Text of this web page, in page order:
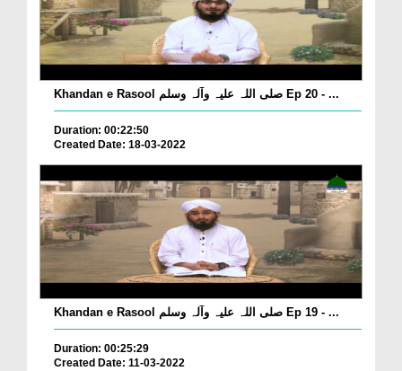
Khandan e Rasool صلی اللہ علیہ وآلہ وسلم Ep 20 - ...
Duration: 00:22:50
Created Date: 18-03-2022
Khandan e Rasool صلی اللہ علیہ وآلہ وسلم Ep 19 - ...
Duration: 00:25:29
Created Date: 11-03-2022